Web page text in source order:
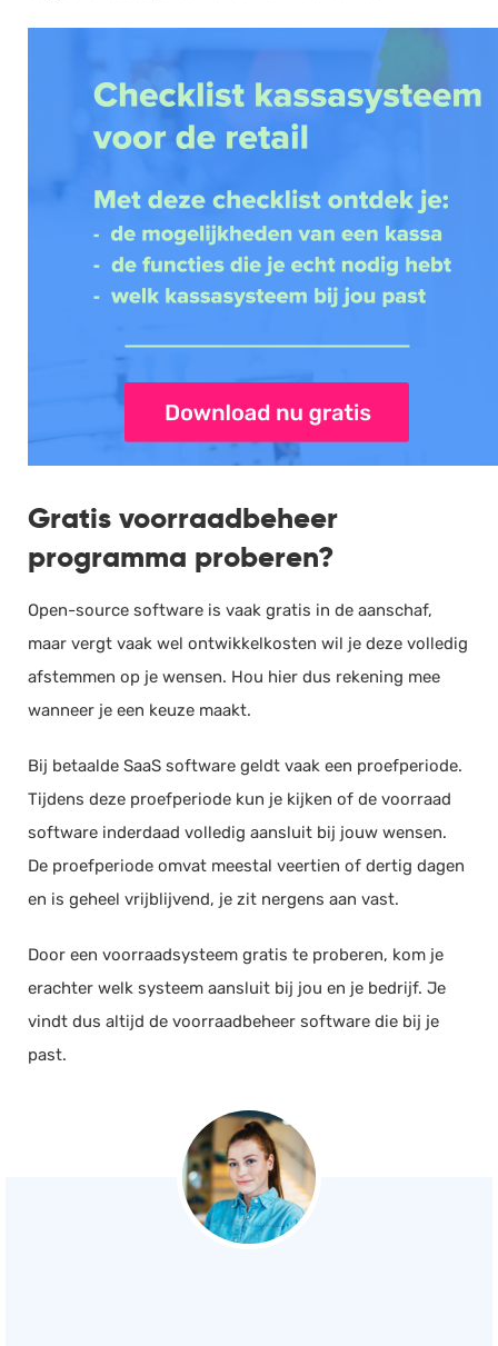
Gratis voorraadbeheer
programma proberen?
Open-source software is vaak gratis in de aanschaf,
maar vergt vaak wel ontwikkelkosten wil je deze volledig
afstemmen op je wensen. Hou hier dus rekening mee
wanneer je een keuze maakt.
Bij betaalde SaaS software geldt vaak een proefperiode.
Tijdens deze proefperiode kun je kijken of de voorraad
software inderdaad volledig aansluit bij jouw wensen.
De proefperiode omvat meestal veertien of dertig dagen
en is geheel vrijblijvend, je zit nergens aan vast.
Door een voorraadsysteem gratis te proberen, kom je
erachter welk systeem aansluit bij jou en je bedrijf. Je
vindt dus altijd de voorraadbeheer software die bij je
past.